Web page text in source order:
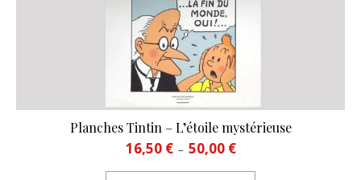
Planches Tintin – L’étoile mystérieuse
16,50 € – 50,00 €Plage de prix : 16,50 € à